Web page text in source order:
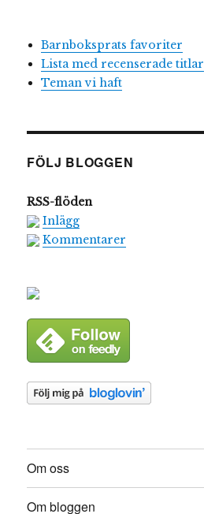
Barnboksprats favoriter
Lista med recenserade titlar
Teman vi haft
FÖLJ BLOGGEN
RSS-flöden
Inlägg
Kommentarer
Om oss
Om bloggen